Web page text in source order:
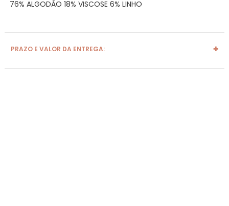
76% ALGODÃO 18% VISCOSE 6% LINHO
PRAZO E VALOR DA ENTREGA: